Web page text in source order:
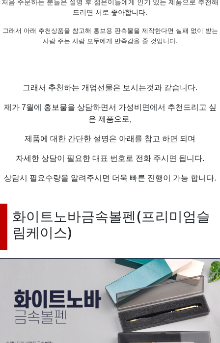
드리면 서로 좋아합니다.
그래서 아래 추천상품을 참고해 홍보용 판촉물을 제작한다면 실패 없이 받는
사람 주는 사람 모두에게 만족감을 줄 것입니다.
그래서 추천하는 개업선물은 보시는것과 같습니다.
제가 7월에 홍보물을 상담하면서 가성비면에서 추천드리고 싶
은 제품으로,
제품에 대한 간단한 설명은 아래를 참고 하면 되며
자세한 상담이 필요한 대표 번호로 전화 주시면 됩니다.
상담시 필요수량을 알려주시면 더욱 빠른 진행이 가능 합니다.
화이트노바금속볼펜(프리미엄슬
림케이스)